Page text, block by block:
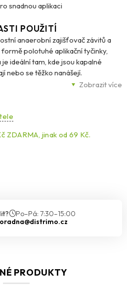
snadnou aplikaci
Zobrazit více
POUŽITÍ
anaerobní zajišťovač závitů a
polotuhé aplikační tyčinky,
ideální tam, kde jsou kapalné
nebo se těžko nanášejí.
lepidla na závitové díly. Stejně
i Loctite 248 vytvrzuje bez přístupu
kovovými povrchy závitů. Nabízí
kapalné produkty řady Loctite,
nestéká a poskytuje
závitů. Vytvrzuje anaerobně
použitelné na různé
jednoduchý způsob aplikace
248 je tou správnou volbou.
ZDARMA, jinak od 69 Kč.
Po–Pá: 7:30–15:00
PRODUKTY